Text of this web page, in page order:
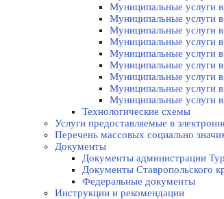
Муниципальные услуги
Муниципальные услуги
Муниципальные услуги
Муниципальные услуги
Муниципальные услуги
Муниципальные услуги
Муниципальные услуги
Муниципальные услуги
Муниципальные услуги
Технологические схемы
Услуги предоставляемые в
Перечень массовых социально
Документы
Документы администрации
Документы Ставропольского
Федеральные документы
Инструкции и рекомендации